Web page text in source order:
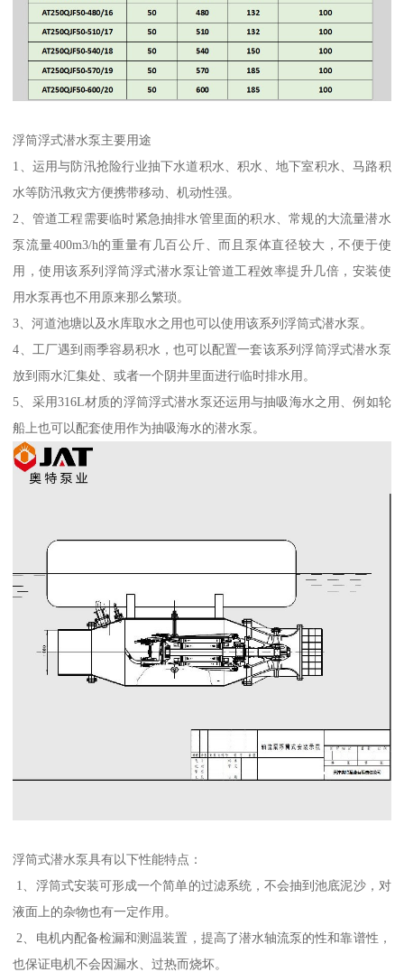
浮筒浮式潜水泵主要用途
1、运用与防汛抢险行业抽下水道积水、积水、地下室积水、马路积
水等防汛救灾方便携带移动、机动性强。
2、管道工程需要临时紧急抽排水管里面的积水、常规的大流量潜水
泵流量400m3/h的重量有几百公斤、而且泵体直径较大，不便于使
用，使用该系列浮筒浮式潜水泵让管道工程效率提升几倍，安装使
用水泵再也不用原来那么繁琐。
3、河道池塘以及水库取水之用也可以使用该系列浮筒式潜水泵。
4、工厂遇到雨季容易积水，也可以配置一套该系列浮筒浮式潜水泵
放到雨水汇集处、或者一个阴井里面进行临时排水用。
5、采用316L材质的浮筒浮式潜水泵还运用与抽吸海水之用、例如轮
船上也可以配套使用作为抽吸海水的潜水泵。
浮筒式潜水泵具有以下性能特点：
1、浮筒式安装可形成一个简单的过滤系统，不会抽到池底泥沙，对
液面上的杂物也有一定作用。
2、电机内配备检漏和测温装置，提高了潜水轴流泵的性和靠谱性，
也保证电机不会因漏水、过热而烧坏。